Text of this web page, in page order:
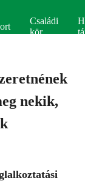
Családi
kör
nekik,